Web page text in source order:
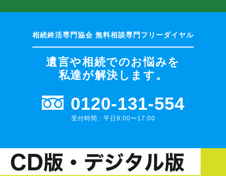
遺言や相続でのお悩みを
私達が解決します。
0120-131-554
受付時間 : 平日9:00〜17:00